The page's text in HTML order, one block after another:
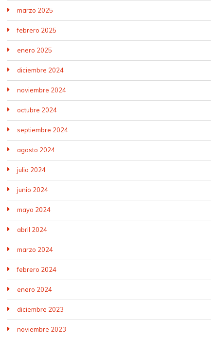
marzo 2025
febrero 2025
enero 2025
diciembre 2024
noviembre 2024
octubre 2024
septiembre 2024
agosto 2024
julio 2024
junio 2024
mayo 2024
abril 2024
marzo 2024
febrero 2024
enero 2024
diciembre 2023
noviembre 2023